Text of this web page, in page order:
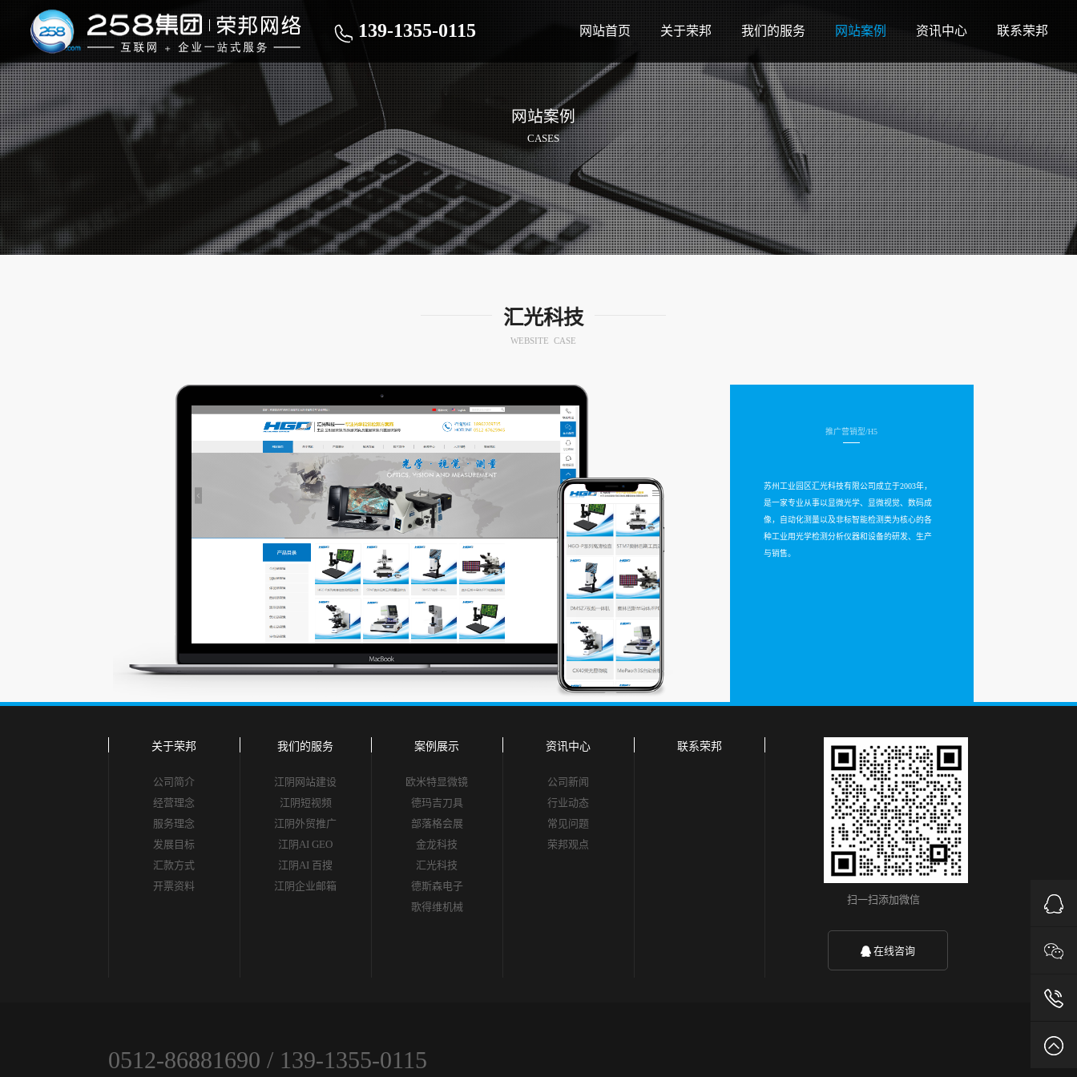
139-1355-0115 网站首页 关于荣邦 我们的服务 网站案例 资讯中心 联系荣邦
网站案例
CASES
汇光科技
WEBSITE CASE
推广营销型/H5
苏州工业园区汇光科技有限公司成立于2003年，
是一家专业从事以显微光学、显微视觉、数码成
像，自动化测量以及非标智能检测类为核心的各
种工业用光学检测分析仪器和设备的研发、生产
与销售。
QQ
139-
1355-
关于荣邦
公司简介
经营理念
服务理念
发展目标
汇款方式
开票资料
我们的服务
江阴网站建设
江阴短视频
江阴外贸推广
江阴AI GEO
江阴AI 百搜
江阴企业邮箱
案例展示
欧米特显微镜
德玛吉刀具
部落格会展
金龙科技
汇光科技
德斯森电子
歌得维机械
资讯中心
公司新闻
行业动态
常见问题
荣邦观点
联系荣邦
扫一扫添加微信
在线咨询
0512-86881690 / 139-1355-0115